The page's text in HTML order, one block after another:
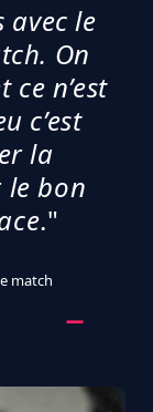
avec le
On
n’est
c’est
la
le bon
."
match